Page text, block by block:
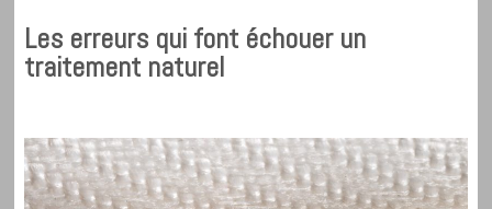
Les erreurs qui font échouer un
traitement naturel